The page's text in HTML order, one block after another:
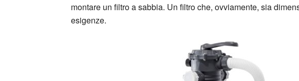
montare un filtro a sabbia. Un filtro che, ovviamente, sia
esigenze.